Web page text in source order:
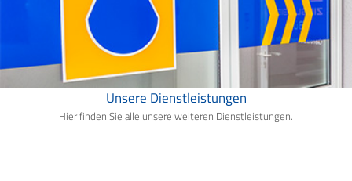
Unsere Dienstleistungen
Hier finden Sie alle unsere weiteren Dienstleistungen.